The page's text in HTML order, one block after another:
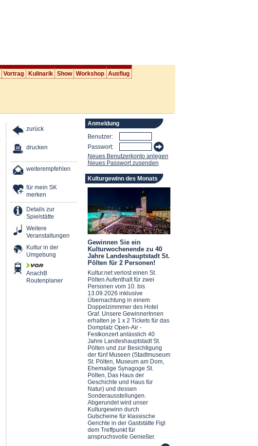
Vortrag Kulinarik Show Workshop Ausflug
zurück
drucken
weiterempfehlen
für mein SK
merken
Details zur
Spielstätte
Weitere
Veranstaltungen
Kultur in der
Umgebung
AnachB
Routenplaner
Anmeldung
Benutzer:
Passwort:
Neues Benutzerkonto anlegen
Neues Passwort zusenden
Kulturgewinn des Monats
Gewinnen Sie ein
Kulturwochenende zu 40
Jahre Landeshauptstadt St.
Pölten für 2 Personen!
Kultur.net verlost einen St.
Pölten Aufenthalt für zwei
Personen vom 10. bis
13.09.2026 inklusive
Übernachtung in einem
Doppelzimmmer des Hotel
Graf. Unsere GewinnerInnen
erhalten je 1 x 2 Tickets für das
Domplatz Open-Air -
Festkonzert anlässlich 40
Jahre Landeshauptstadt St.
Pölten und zur Besichtigung
der fünf Museen (Stadtmuseum
St. Pölten, Museum am Dom,
Ehemalige Synagoge St.
Pölten, Das Haus der
Geschichte und Haus für
Natur) und dessen
Sonderausstellungen.
Abgerundet wird unser
Kulturgewinn durch
Gutscheine für klassische
Gerichte in der Gaststätte Figl
dem Treffpunkt für
anspruchsvolle Genießer.